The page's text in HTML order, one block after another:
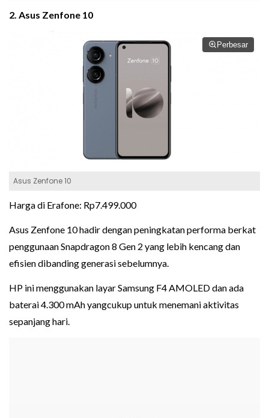
2. Asus Zenfone 10
Perbesar
Asus Zenfone 10
Harga di Erafone: Rp7.499.000
Asus Zenfone 10 hadir dengan peningkatan performa berkat
penggunaan Snapdragon 8 Gen 2 yang lebih kencang dan
efisien dibanding generasi sebelumnya.
HP ini menggunakan layar Samsung F4 AMOLED dan ada
baterai 4.300 mAh yangcukup untuk menemani aktivitas
sepanjang hari.